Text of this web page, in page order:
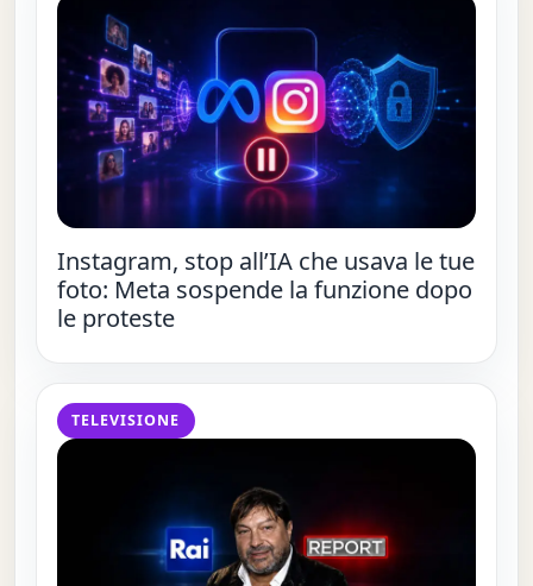
Instagram, stop all’IA che usava le tue
foto: Meta sospende la funzione dopo
le proteste
TELEVISIONE